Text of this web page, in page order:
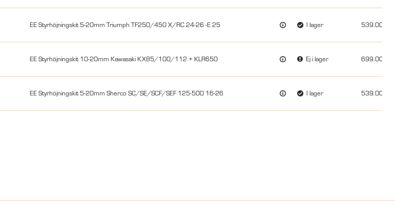
EE Styrhöjningskit 5-20mm Triumph TF250/450 X/RC 24-26 -E 25 I lager 539.00
EE Styrhöjningskit 10-20mm Kawasaki KX85/100/112 + KLR650 Ej i lager 699.00
EE Styrhöjningskit 5-20mm Sherco SC/SE/SCF/SEF 125-500 16-26 I lager 539.00